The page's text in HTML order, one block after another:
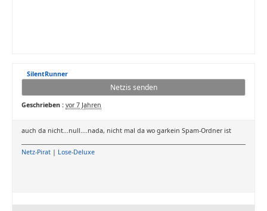
SilentRunner
Netzis senden
Geschrieben : vor 7 Jahren
auch da nicht...null....nada, nicht mal da wo garkein Spam-Ordner ist
Netz-Pirat | Lose-Deluxe